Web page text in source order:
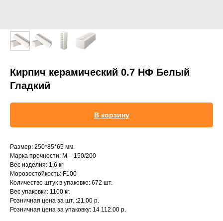
Кирпич керамический 0.7 НФ Белый
Гладкий
В корзину
Размер: 250*85*65 мм.
Марка прочности: М – 150/200
Вес изделия: 1,6 кг
Морозостойкость: F100
Количество штук в упаковке: 672 шт.
Вес упаковки: 1100 кг.
Розничная цена за шт. :21.00 р.
Розничная цена за упаковку: 14 112.00 р.